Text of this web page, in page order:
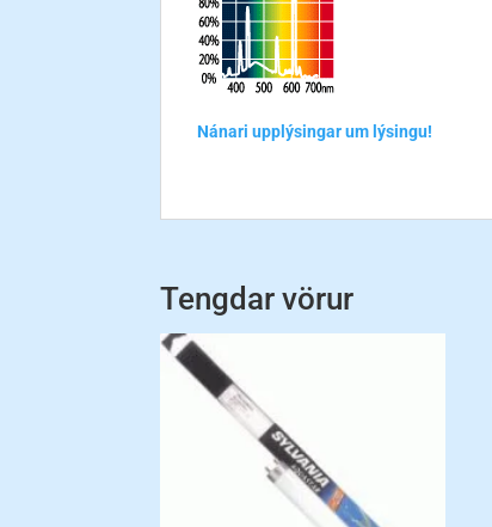
Nánari upplýsingar um lýsingu!
Tengdar vörur